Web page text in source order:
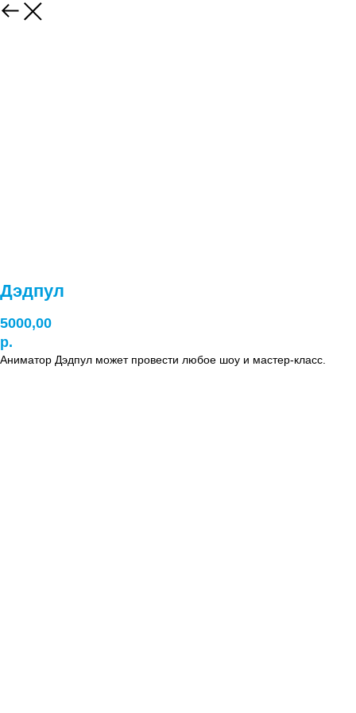
Дэдпул
5000,00
р.
Аниматор Дэдпул может провести любое шоу и мастер-класс.